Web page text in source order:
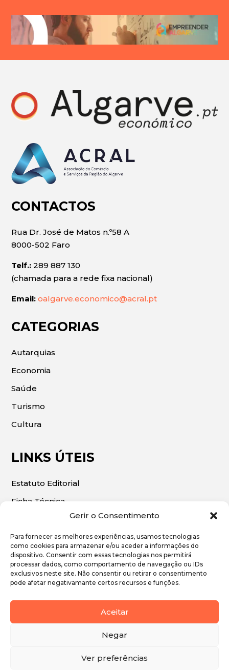
Gerir o Consentimento
Para fornecer as melhores experiências, usamos tecnologias
como cookies para armazenar e/ou aceder a informações do
dispositivo. Consentir com essas tecnologias nos permitirá
processar dados, como comportamento de navegação ou IDs
exclusivos neste site. Não consentir ou retirar o consentimento
pode afetar negativamante certos recursos e funções.
Aceitar
Negar
Ver preferências
CONTACTOS
Rua Dr. José de Matos n.º58 A
8000-502 Faro
Telf.: 289 887 130
(chamada para a rede fixa nacional)
Email: oalgarve.economico@acral.pt
CATEGORIAS
Autarquias
Economia
Saúde
Turismo
Cultura
LINKS ÚTEIS
Estatuto Editorial
Ficha Técnica
© 2026 | O Algarve Económico. Todos os direitos
reservados.